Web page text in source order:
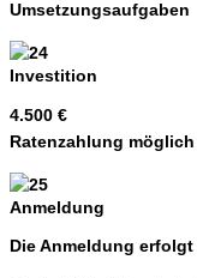
Umsetzungsaufgaben
Investition
4.500 €
Ratenzahlung möglich
Anmeldung
Die Anmeldung erfolgt